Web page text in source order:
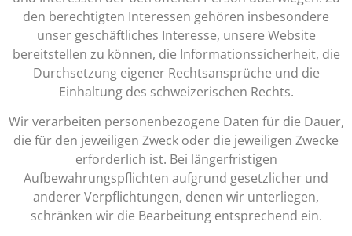
den berechtigten Interessen gehören insbesondere
unser geschäftliches Interesse, unsere Website
bereitstellen zu können, die Informationssicherheit, die
Durchsetzung eigener Rechtsansprüche und die
Einhaltung des schweizerischen Rechts.
Wir verarbeiten personenbezogene Daten für die Dauer,
die für den jeweiligen Zweck oder die jeweiligen Zwecke
erforderlich ist. Bei längerfristigen
Aufbewahrungspflichten aufgrund gesetzlicher und
anderer Verpflichtungen, denen wir unterliegen,
schränken wir die Bearbeitung entsprechend ein.